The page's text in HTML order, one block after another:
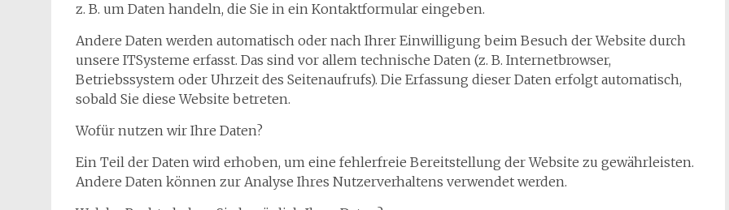
z. B. um Daten handeln, die Sie in ein Kontaktformular eingeben.
Andere Daten werden automatisch oder nach Ihrer Einwilligung beim Besuch der Website durch
unsere ITSysteme erfasst. Das sind vor allem technische Daten (z. B. Internetbrowser,
Betriebssystem oder Uhrzeit des Seitenaufrufs). Die Erfassung dieser Daten erfolgt automatisch,
sobald Sie diese Website betreten.
Wofür nutzen wir Ihre Daten?
Ein Teil der Daten wird erhoben, um eine fehlerfreie Bereitstellung der Website zu gewährleisten.
Andere Daten können zur Analyse Ihres Nutzerverhaltens verwendet werden.